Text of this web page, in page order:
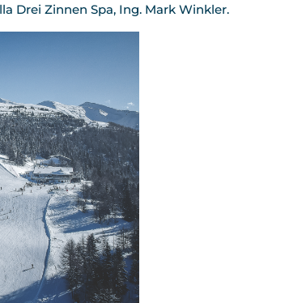
Drei Zinnen Spa, Ing. Mark Winkler.